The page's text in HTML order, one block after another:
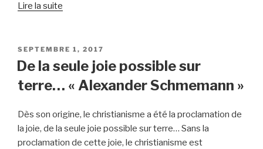
Lire la suite
PUBLIÉ
LE
SEPTEMBRE 1, 2017
De la seule joie possible sur
terre… « Alexander Schmemann »
Dès son origine, le christianisme a été la proclamation de
la joie, de la seule joie possible sur terre… Sans la
proclamation de cette joie, le christianisme est